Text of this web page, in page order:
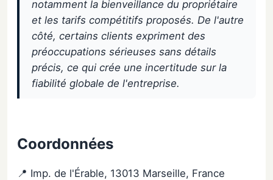
notamment la bienveillance du propriétaire
et les tarifs compétitifs proposés. De l'autre
côté, certains clients expriment des
préoccupations sérieuses sans détails
précis, ce qui crée une incertitude sur la
fiabilité globale de l'entreprise.
Coordonnées
📍 Imp. de l'Érable, 13013 Marseille, France